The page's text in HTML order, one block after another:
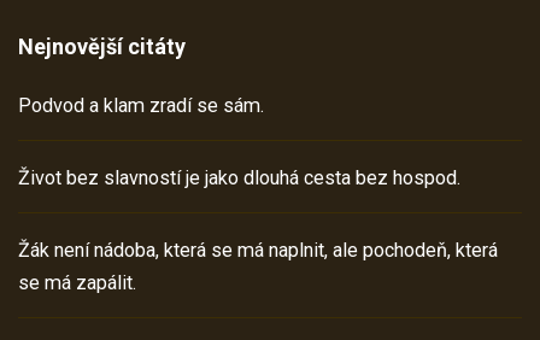
Nejnovější citáty
Podvod a klam zradí se sám.
Život bez slavností je jako dlouhá cesta bez hospod.
Žák není nádoba, která se má naplnit, ale pochodeň, která
se má zapálit.